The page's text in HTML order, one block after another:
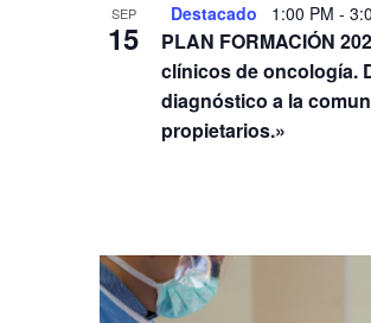
SEP
15
Destacado 1:00 PM -
PLAN FORMACIÓN
clínicos de oncología.
diagnóstico a la
propietarios.»